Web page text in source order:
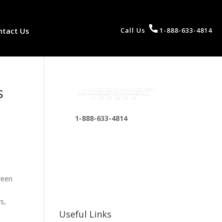
Us Call Us 1-888-633-4814
1-888-633-4814
Useful Links